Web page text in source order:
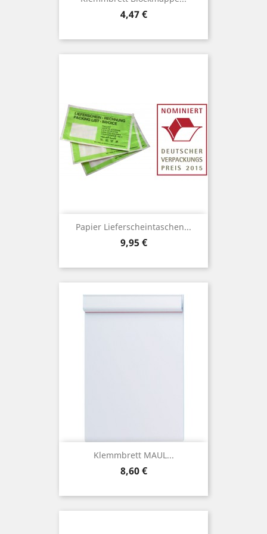
Preis
4,47 €
Papier Lieferscheintaschen...
Preis
9,95 €
Klemmbrett MAUL...
Preis
8,60 €